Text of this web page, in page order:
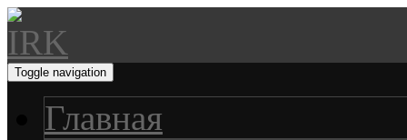
Toggle navigation
Главная